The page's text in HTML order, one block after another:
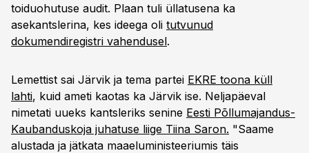
toiduohutuse audit. Plaan tuli üllatusena ka
asekantslerina, kes ideega oli tutvunud
dokumendiregistri vahendusel.
Lemettist sai Järvik ja tema partei EKRE toona küll
lahti, kuid ameti kaotas ka Järvik ise. Neljapäeval
nimetati uueks kantsleriks senine Eesti Põllumajandus-
Kaubanduskoja juhatuse liige Tiina Saron. "Saame
alustada ja jätkata maaeluministeeriumis täis